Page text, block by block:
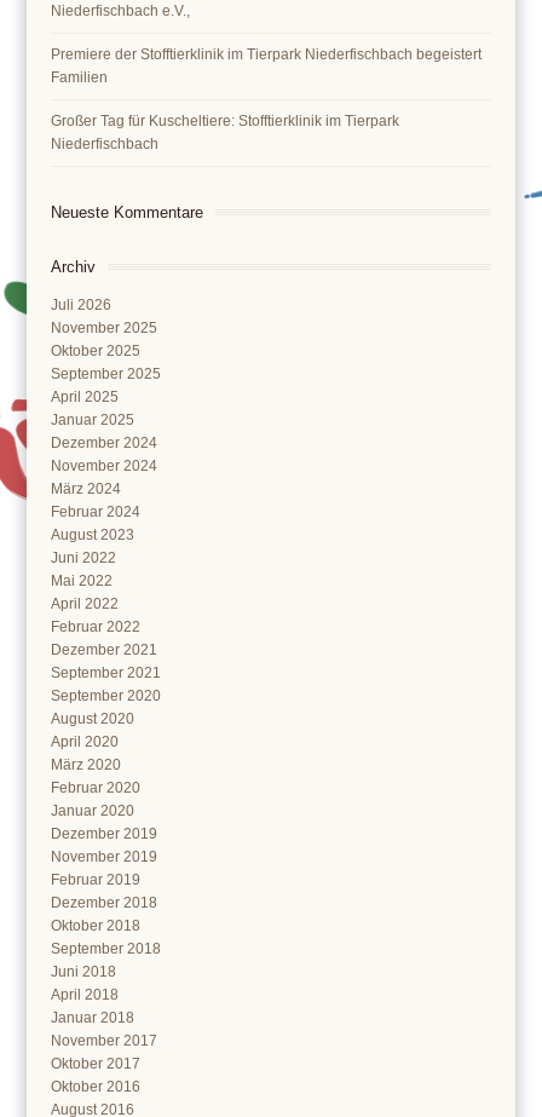
Niederfischbach e.V.,
Premiere der Stofftierklinik im Tierpark Niederfischbach begeistert
Familien
Großer Tag für Kuscheltiere: Stofftierklinik im Tierpark
Niederfischbach
Neueste Kommentare
Archiv
Juli 2026
November 2025
Oktober 2025
September 2025
April 2025
Januar 2025
Dezember 2024
November 2024
März 2024
Februar 2024
August 2023
Juni 2022
Mai 2022
April 2022
Februar 2022
Dezember 2021
September 2021
September 2020
August 2020
April 2020
März 2020
Februar 2020
Januar 2020
Dezember 2019
November 2019
Februar 2019
Dezember 2018
Oktober 2018
September 2018
Juni 2018
April 2018
Januar 2018
November 2017
Oktober 2017
Oktober 2016
August 2016